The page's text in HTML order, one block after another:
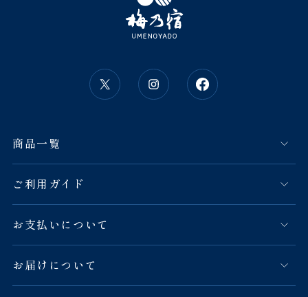
商品一覧
ご利用ガイド
お支払いについて
お届けについて